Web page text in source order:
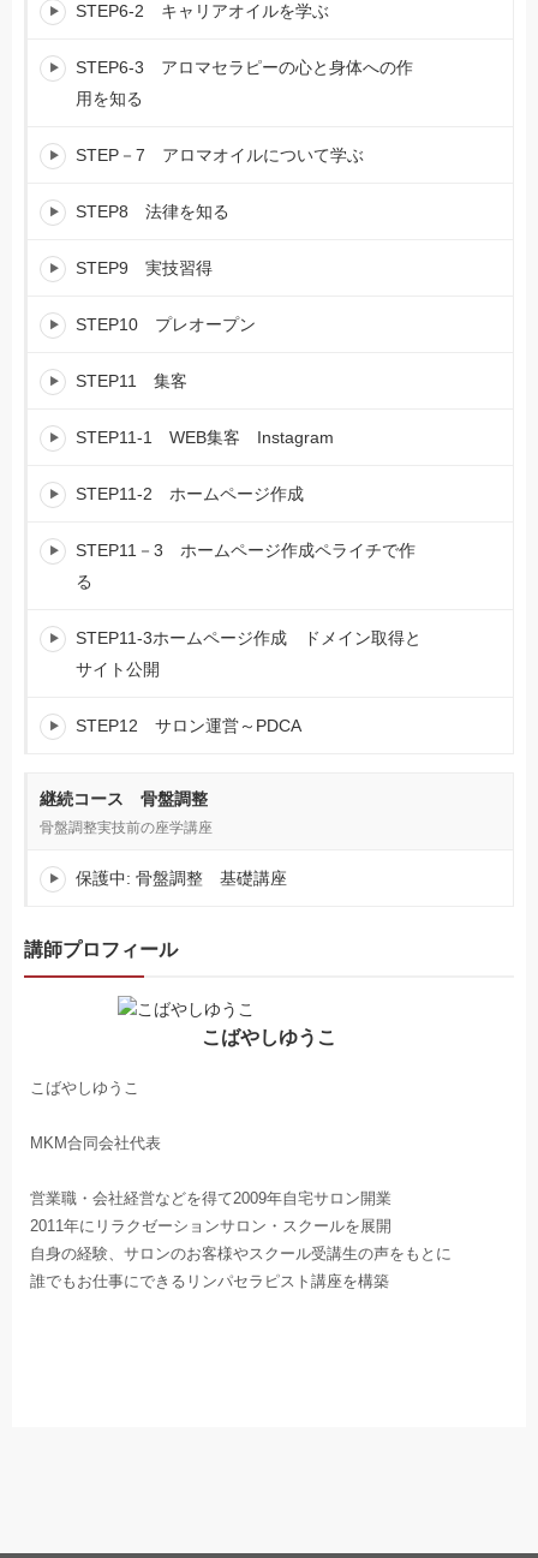
STEP6-2 キャリアオイルを学ぶ
STEP6-3 アロマセラピーの心と身体への作
用を知る
STEP－7 アロマオイルについて学ぶ
STEP8 法律を知る
STEP9 実技習得
STEP10 プレオープン
STEP11 集客
STEP11-1 WEB集客 Instagram
STEP11-2 ホームページ作成
STEP11－3 ホームページ作成ペライチで作
る
STEP11-3ホームページ作成 ドメイン取得と
サイト公開
STEP12 サロン運営～PDCA
継続コース 骨盤調整
骨盤調整実技前の座学講座
保護中: 骨盤調整 基礎講座
講師プロフィール
こばやしゆうこ
こばやしゆうこ
MKM合同会社代表
営業職・会社経営などを得て2009年自宅サロン開業
2011年にリラクゼーションサロン・スクールを展開
自身の経験、サロンのお客様やスクール受講生の声をもとに
誰でもお仕事にできるリンパセラピスト講座を構築